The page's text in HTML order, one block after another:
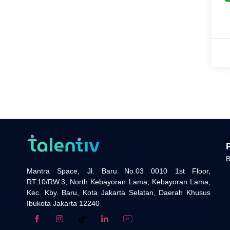
Mantra Space, Jl. Baru No.03 0010 1st Floor,
RT.10/RW.3, North Kebayoran Lama, Kebayoran Lama,
Kec. Kby. Baru, Kota Jakarta Selatan, Daerah Khusus
Ibukota Jakarta 12240